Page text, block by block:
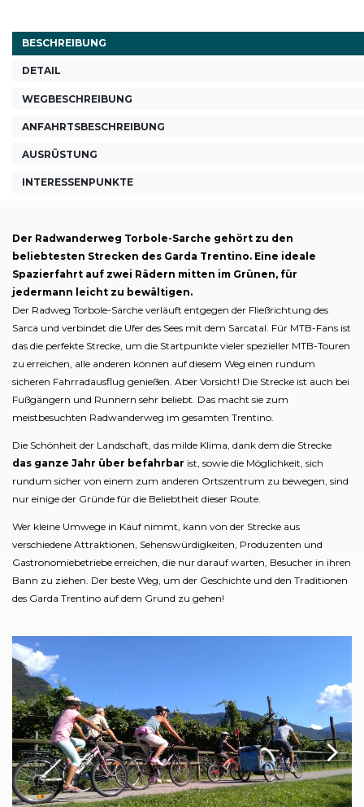
BESCHREIBUNG
DETAIL
WEGBESCHREIBUNG
ANFAHRTSBESCHREIBUNG
AUSRÜSTUNG
INTERESSENPUNKTE
Der Radwanderweg Torbole-Sarche gehört zu den
beliebtesten Strecken des Garda Trentino. Eine ideale
Spazierfahrt auf zwei Rädern mitten im Grünen, für
jedermann leicht zu bewältigen.
Der Radweg Torbole-Sarche verläuft entgegen der Fließrichtung des
Sarca und verbindet die Ufer des Sees mit dem Sarcatal. Für MTB-Fans ist
das die perfekte Strecke, um die Startpunkte vieler spezieller MTB-Touren
zu erreichen, alle anderen können auf diesem Weg einen rundum
sicheren Fahrradausflug genießen. Aber Vorsicht! Die Strecke ist auch bei
Fußgängern und Runnern sehr beliebt. Das macht sie zum
meistbesuchten Radwanderweg im gesamten Trentino.
Die Schönheit der Landschaft, das milde Klima, dank dem die Strecke
das ganze Jahr über befahrbar ist, sowie die Möglichkeit, sich
rundum sicher von einem zum anderen Ortszentrum zu bewegen, sind
nur einige der Gründe für die Beliebtheit dieser Route.
Wer kleine Umwege in Kauf nimmt, kann von der Strecke aus
verschiedene Attraktionen, Sehenswürdigkeiten, Produzenten und
Gastronomiebetriebe erreichen, die nur darauf warten, Besucher in ihren
Bann zu ziehen. Der beste Weg, um der Geschichte und den Traditionen
des Garda Trentino auf dem Grund zu gehen!